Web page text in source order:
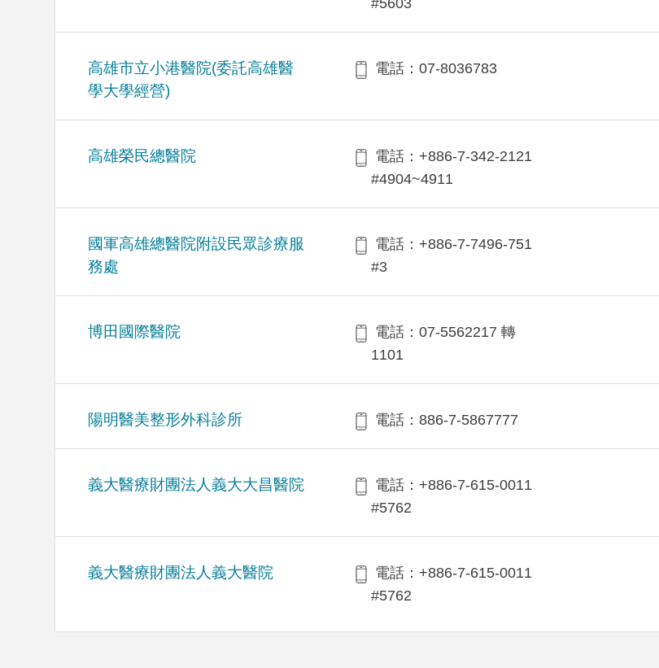
#5603
高雄市立小港醫院(委託高雄醫
學大學經營)
電話：07-8036783
高雄榮民總醫院
電話：+886-7-342-2121
#4904~4911
國軍高雄總醫院附設民眾診療服
務處
電話：+886-7-7496-751
#3
博田國際醫院
電話：07-5562217 轉
1101
陽明醫美整形外科診所 電話：886-7-5867777
義大醫療財團法人義大大昌醫院
電話：+886-7-615-0011
#5762
義大醫療財團法人義大醫院
電話：+886-7-615-0011
#5762